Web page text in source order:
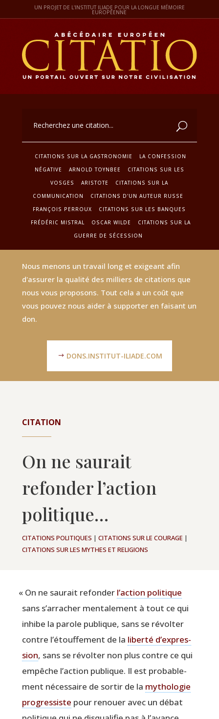
UN PROJET DE L'INSTITUT ILIADE POUR LA LONGUE MÉMOIRE
EUROPÉENNE
CITATIONS SUR LA GASTRONOMIE
LA CONFESSION
NÉGATIVE
ARNOLD TOYNBEE
CITATIONS SUR LES
VOSGES
ARISTOTE
CITATIONS SUR LA
COMMUNICATION
CITATIONS D'UN AUTEUR RUSSE
FRANÇOIS PERROUX
CITATIONS SUR LES BANQUES
FRÉDÉRIC MISTRAL
OSCAR WILDE
CITATIONS SUR LA
GUERRE DE SÉCESSION
Nous menons un travail long et exigeant afin
d'assurer la qualité des milliers de citations que
nous vous proposons. Tout cela a un coût que
vous pouvez nous aider à supporter en faisant un
don.
DONS.INSTITUT-ILIADE.COM
CITATION
On ne saurait
refonder l’action
politique…
CITATIONS POLITIQUES | CITATIONS SUR LE COURAGE |
CITATIONS SUR LES MYTHES ET RELIGIONS
« On ne sau­rait refon­der l’ac­tion poli­tique
sans s’ar­ra­cher men­ta­le­ment à tout ce qui
inhibe la parole publique, sans se révol­ter
contre l’é­touf­fe­ment de la liber­té d’ex­pres­
sion, sans se révol­ter non plus contre ce qui
empêche l’ac­tion publique. Il est pro­ba­ble­
ment néces­saire de sor­tir de la mytho­lo­gie
pro­gres­siste pour renouer avec un débat